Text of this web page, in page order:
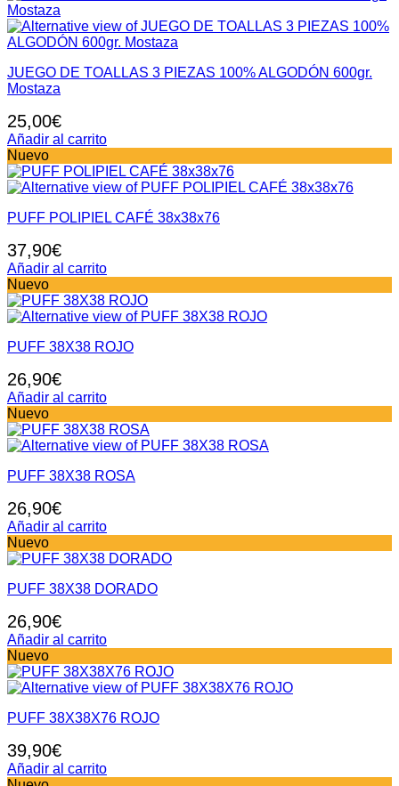
JUEGO DE TOALLAS 3 PIEZAS 100% ALGODÓN 600gr.
Mostaza
25,00€
Añadir al carrito
Nuevo
PUFF POLIPIEL CAFÉ 38x38x76
37,90€
Añadir al carrito
Nuevo
PUFF 38X38 ROJO
26,90€
Añadir al carrito
Nuevo
PUFF 38X38 ROSA
26,90€
Añadir al carrito
Nuevo
PUFF 38X38 DORADO
26,90€
Añadir al carrito
Nuevo
PUFF 38X38X76 ROJO
39,90€
Añadir al carrito